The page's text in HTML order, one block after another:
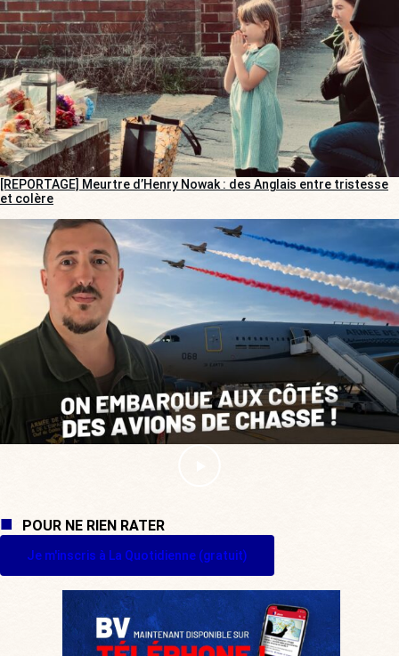
[REPORTAGE] Meurtre d’Henry Nowak : des Anglais entre tristesse
et colère
POUR NE RIEN RATER
Je m'inscris à La Quotidienne (gratuit)